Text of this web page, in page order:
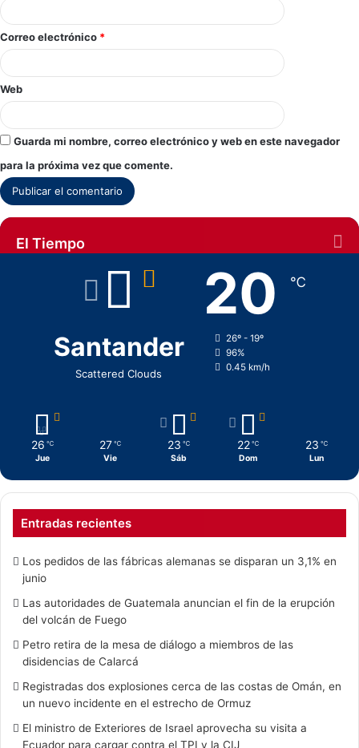
Correo electrónico *
Web
Guarda mi nombre, correo electrónico y web en este navegador
para la próxima vez que comente.
El Tiempo
Santander
Scattered Clouds
20 ℃
26º - 19º
96%
0.45 km/h
26 ℃
Jue
27 ℃
Vie
23 ℃
Sáb
22 ℃
Dom
23 ℃
Lun
Entradas recientes
Los pedidos de las fábricas alemanas se disparan un 3,1% en
junio
Las autoridades de Guatemala anuncian el fin de la erupción
del volcán de Fuego
Petro retira de la mesa de diálogo a miembros de las
disidencias de Calarcá
Registradas dos explosiones cerca de las costas de Omán, en
un nuevo incidente en el estrecho de Ormuz
El ministro de Exteriores de Israel aprovecha su visita a
Ecuador para cargar contra el TPI y la CIJ